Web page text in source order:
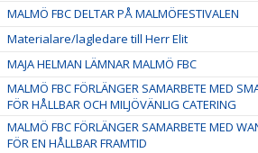
MALMÖ FBC DELTAR PÅ MALMÖFESTIVALEN
Materialare/lagledare till Herr Elit
MAJA HELMAN LÄMNAR MALMÖ FBC
MALMÖ FBC FÖRLÄNGER SAMARBETE MED
FÖR HÅLLBAR OCH MILJÖVÄNLIG CATERING
MALMÖ FBC FÖRLÄNGER SAMARBETE MED
FÖR EN HÅLLBAR FRAMTID